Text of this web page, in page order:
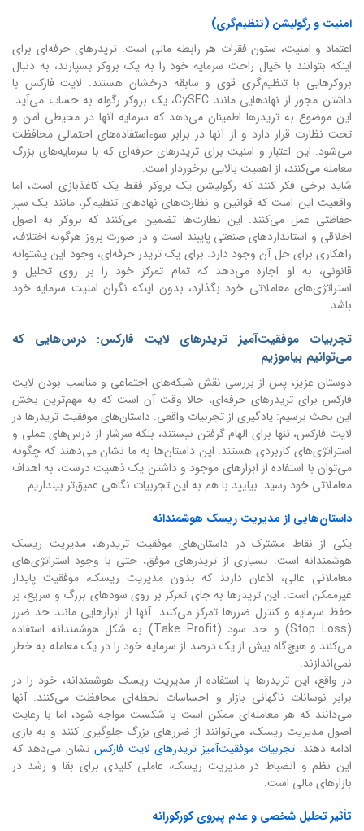
امنیت و رگولیشن (تنظیم‌گری)
اعتماد و امنیت، ستون فقرات هر رابطه مالی است. تریدرهای حرفه‌ای برای
اینکه بتوانند با خیال راحت سرمایه خود را به یک بروکر بسپارند، به دنبال
بروکرهایی با تنظیم‌گری قوی و سابقه درخشان هستند. لایت فارکس با
داشتن مجوز از نهادهایی مانند CySEC، یک بروکر رگوله به حساب می‌آید.
این موضوع به تریدرها اطمینان می‌دهد که سرمایه آنها در محیطی امن و
تحت نظارت قرار دارد و از آنها در برابر سوءاستفاده‌های احتمالی محافظت
می‌شود. این اعتبار و امنیت برای تریدرهای حرفه‌ای که با سرمایه‌های بزرگ
معامله می‌کنند، از اهمیت بالایی برخوردار است.
شاید برخی فکر کنند که رگولیشن یک بروکر فقط یک کاغذبازی است، اما
واقعیت این است که قوانین و نظارت‌های نهادهای تنظیم‌گر، مانند یک سپر
حفاظتی عمل می‌کنند. این نظارت‌ها تضمین می‌کنند که بروکر به اصول
اخلاقی و استانداردهای صنعتی پایبند است و در صورت بروز هرگونه اختلاف،
راهکاری برای حل آن وجود دارد. برای یک تریدر حرفه‌ای، وجود این پشتوانه
قانونی، به او اجازه می‌دهد که تمام تمرکز خود را بر روی تحلیل و
استراتژی‌های معاملاتی خود بگذارد، بدون اینکه نگران امنیت سرمایه خود
باشد.
تجربیات موفقیت‌آمیز تریدرهای لایت فارکس: درس‌هایی که
می‌توانیم بیاموزیم
دوستان عزیز، پس از بررسی نقش شبکه‌های اجتماعی و مناسب بودن لایت
فارکس برای تریدرهای حرفه‌ای، حالا وقت آن است که به مهم‌ترین بخش
این بحث برسیم: یادگیری از تجربیات واقعی. داستان‌های موفقیت تریدرها در
لایت فارکس، تنها برای الهام گرفتن نیستند، بلکه سرشار از درس‌های عملی و
استراتژی‌های کاربردی هستند. این داستان‌ها به ما نشان می‌دهند که چگونه
می‌توان با استفاده از ابزارهای موجود و داشتن یک ذهنیت درست، به اهداف
معاملاتی خود رسید. بیایید با هم به این تجربیات نگاهی عمیق‌تر بیندازیم.
داستان‌هایی از مدیریت ریسک هوشمندانه
یکی از نقاط مشترک در داستان‌های موفقیت تریدرها، مدیریت ریسک
هوشمندانه است. بسیاری از تریدرهای موفق، حتی با وجود استراتژی‌های
معاملاتی عالی، اذعان دارند که بدون مدیریت ریسک، موفقیت پایدار
غیرممکن است. این تریدرها به جای تمرکز بر روی سودهای بزرگ و سریع، بر
حفظ سرمایه و کنترل ضررها تمرکز می‌کنند. آنها از ابزارهایی مانند حد ضرر
(Stop Loss) و حد سود (Take Profit) به شکل هوشمندانه استفاده
می‌کنند و هیچ‌گاه بیش از یک درصد از سرمایه خود را در یک معامله به خطر
نمی‌اندازند.
در واقع، این تریدرها با استفاده از مدیریت ریسک هوشمندانه، خود را در
برابر نوسانات ناگهانی بازار و احساسات لحظه‌ای محافظت می‌کنند. آنها
می‌دانند که هر معامله‌ای ممکن است با شکست مواجه شود، اما با رعایت
اصول مدیریت ریسک، می‌توانند از ضررهای بزرگ جلوگیری کنند و به بازی
ادامه دهند. تجربیات موفقیت‌آمیز تریدرهای لایت فارکسنشان می‌دهد که
این نظم و انضباط در مدیریت ریسک، عاملی کلیدی برای بقا و رشد در
بازارهای مالی است.
تأثیر تحلیل شخصی و عدم پیروی کورکورانه